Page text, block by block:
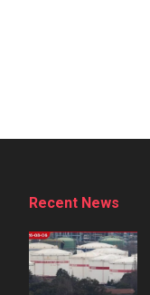
Recent News